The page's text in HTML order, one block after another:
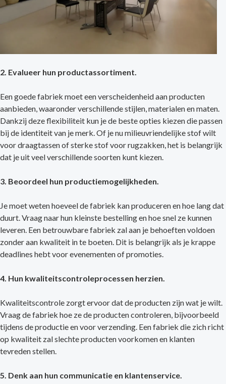
2. Evalueer hun productassortiment.
Een goede fabriek moet een verscheidenheid aan producten
aanbieden, waaronder verschillende stijlen, materialen en maten.
Dankzij deze flexibiliteit kun je de beste opties kiezen die passen
bij de identiteit van je merk. Of je nu milieuvriendelijke stof wilt
voor draagtassen of sterke stof voor rugzakken, het is belangrijk
dat je uit veel verschillende soorten kunt kiezen.
3. Beoordeel hun productiemogelijkheden.
Je moet weten hoeveel de fabriek kan produceren en hoe lang dat
duurt. Vraag naar hun kleinste bestelling en hoe snel ze kunnen
leveren. Een betrouwbare fabriek zal aan je behoeften voldoen
zonder aan kwaliteit in te boeten. Dit is belangrijk als je krappe
deadlines hebt voor evenementen of promoties.
4. Hun kwaliteitscontroleprocessen herzien.
Kwaliteitscontrole zorgt ervoor dat de producten zijn wat je wilt.
Vraag de fabriek hoe ze de producten controleren, bijvoorbeeld
tijdens de productie en voor verzending. Een fabriek die zich richt
op kwaliteit zal slechte producten voorkomen en klanten
tevreden stellen.
5. Denk aan hun communicatie en klantenservice.